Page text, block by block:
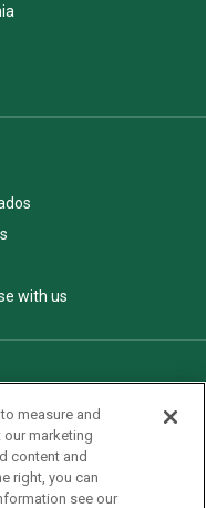
with us
measure and
marketing
content and
right, you can
see our